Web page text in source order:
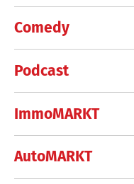
Comedy
Podcast
ImmoMARKT
AutoMARKT